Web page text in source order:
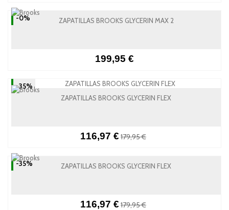
-0% ZAPATILLAS BROOKS GLYCERIN MAX 2
199,95 €
-35%
ZAPATILLAS BROOKS GLYCERIN FLEX
116,97 € 179,95 €
-35% ZAPATILLAS BROOKS GLYCERIN FLEX
116,97 € 179,95 €